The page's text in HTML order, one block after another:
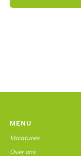
MENU
Vacatures
Over ons